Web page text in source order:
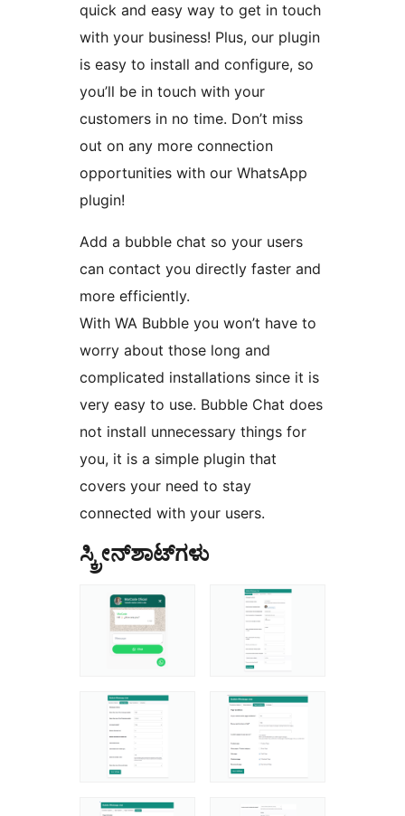
quick and easy way to get in touch
with your business! Plus, our plugin
is easy to install and configure, so
you’ll be in touch with your
customers in no time. Don’t miss
out on any more connection
opportunities with our WhatsApp
plugin!
Add a bubble chat so your users
can contact you directly faster and
more efficiently.
With WA Bubble you won’t have to
worry about those long and
complicated installations since it is
very easy to use. Bubble Chat does
not install unnecessary things for
you, it is a simple plugin that
covers your need to stay
connected with your users.
ಸ್ಕ್ರೀನ್‌ಶಾಟ್‌ಗಳು